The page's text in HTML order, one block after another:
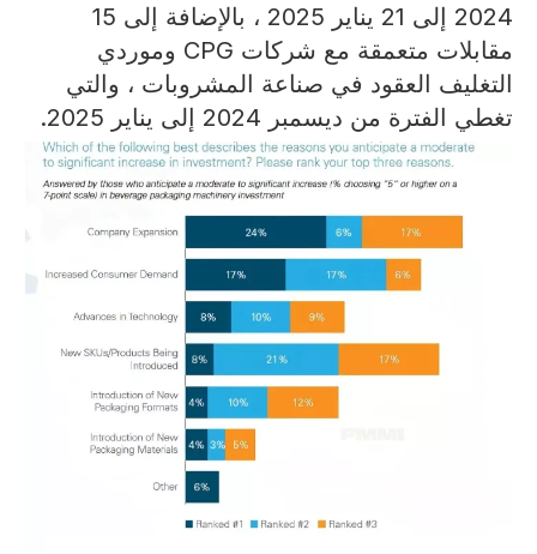
2024 إلى 21 يناير 2025 ، بالإضافة إلى 15
مقابلات متعمقة مع شركات CPG وموردي
التغليف العقود في صناعة المشروبات ، والتي
تغطي الفترة من ديسمبر 2024 إلى يناير 2025.